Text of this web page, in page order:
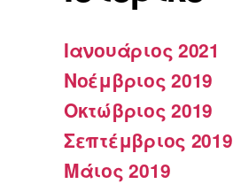
Ιανουάριος 2021
Νοέμβριος 2019
Οκτώβριος 2019
Σεπτέμβριος 2019
Μάιος 2019